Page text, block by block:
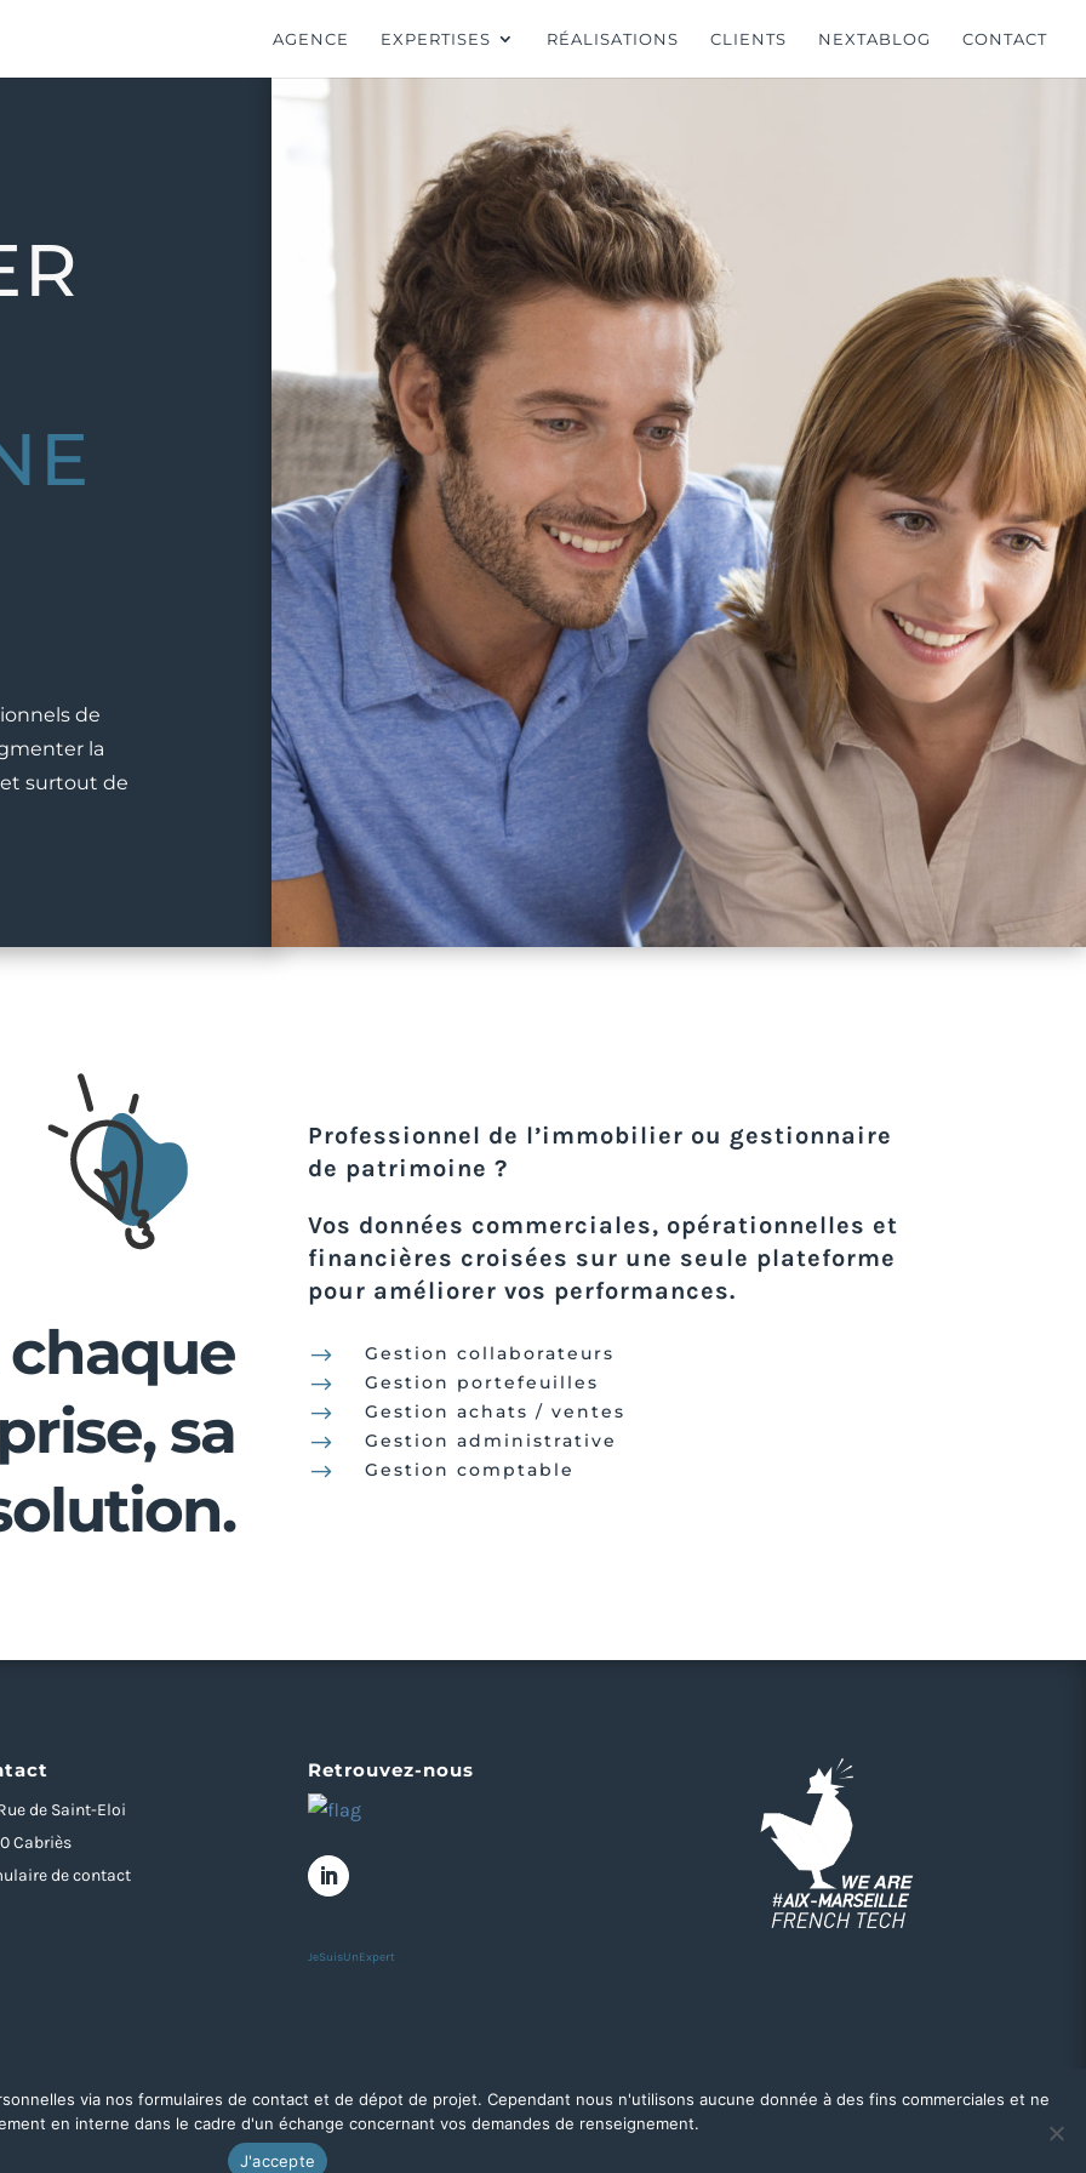
AGENCE EXPERTISES RÉALISATIONS CLIENTS NEXTABLOG CONTACT
de
la
surtout de
chaque
sa
Professionnel de l’immobilier ou gestionnaire
de patrimoine ?
Vos données commerciales, opérationnelles et
financières croisées sur une seule plateforme
pour améliorer vos performances.
$ Gestion collaborateurs
$ Gestion portefeuilles
$ Gestion achats / ventes
$ Gestion administrative
$ Gestion comptable
de Saint-Eloi
Cabriès
de contact
Retrouvez-nous
JeSuisUnExpert
Nextalys – Agence de développement d’applications métiers à Aix-en-Provence –
via nos formulaires de contact et de dépot de projet. Cependant nous n'utilisons aucune donnée à des fins commerciales et ne
en interne dans le cadre d'un échange concernant vos demandes de renseignement.
J'accepte